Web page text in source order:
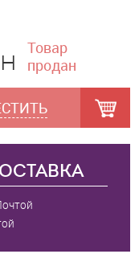
Товар
продан